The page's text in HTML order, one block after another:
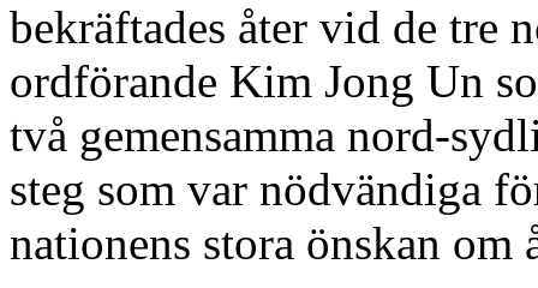
bekräftades åter vid de tre
ordförande Kim Jong Un
två gemensamma nord-
steg som var nödvändiga
nationens stora önskan om